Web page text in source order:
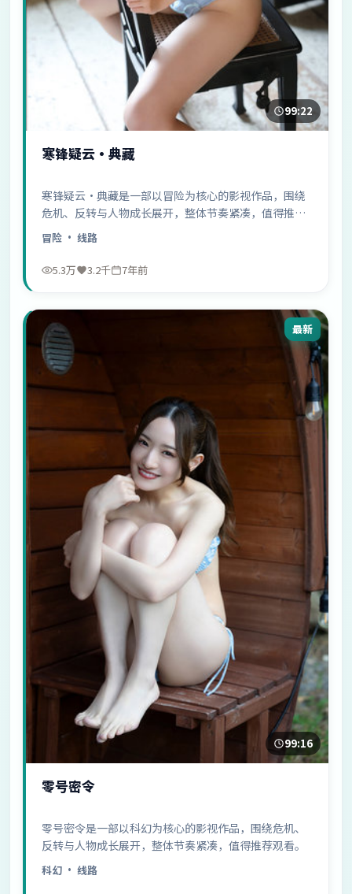
99:22
寒锋疑云·典藏
寒锋疑云·典藏是一部以冒险为核心的影视作品，围绕
危机、反转与人物成长展开，整体节奏紧凑，值得推荐
观看。
冒险 · 线路
5.3万 3.2千 7年前
最新
99:16
零号密令
零号密令是一部以科幻为核心的影视作品，围绕危机、
反转与人物成长展开，整体节奏紧凑，值得推荐观看。
科幻 · 线路